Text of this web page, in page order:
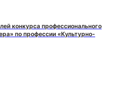
конкурса профессионального
по профессии «Культурно-